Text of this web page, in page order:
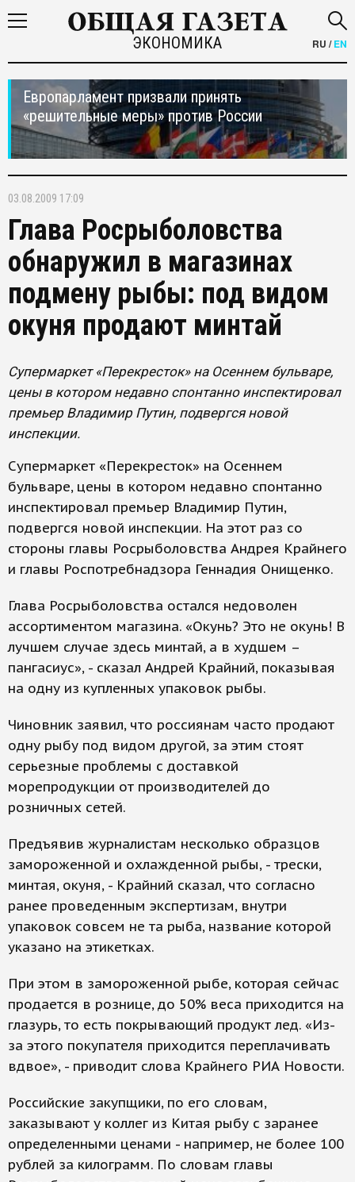
ЭКОНОМИКА RU /EN
Европарламент призвали принять
«решительные меры» против России
03.08.2009 17:09
Глава Росрыболовства
обнаружил в магазинах
подмену рыбы: под видом
окуня продают минтай
Супермаркет «Перекресток» на Осеннем бульваре,
цены в котором недавно спонтанно инспектировал
премьер Владимир Путин, подвергся новой
инспекции.
Супермаркет «Перекресток» на Осеннем
бульваре, цены в котором недавно спонтанно
инспектировал премьер Владимир Путин,
подвергся новой инспекции. На этот раз со
стороны главы Росрыболовства Андрея Крайнего
и главы Роспотребнадзора Геннадия Онищенко.
Глава Росрыболовства остался недоволен
ассортиментом магазина. «Окунь? Это не окунь! В
лучшем случае здесь минтай, а в худшем –
пангасиус», - сказал Андрей Крайний, показывая
на одну из купленных упаковок рыбы.
Чиновник заявил, что россиянам часто продают
одну рыбу под видом другой, за этим стоят
серьезные проблемы с доставкой
морепродукции от производителей до
розничных сетей.
Предъявив журналистам несколько образцов
замороженной и охлажденной рыбы, - трески,
минтая, окуня, - Крайний сказал, что согласно
ранее проведенным экспертизам, внутри
упаковок совсем не та рыба, название которой
указано на этикетках.
При этом в замороженной рыбе, которая сейчас
продается в рознице, до 50% веса приходится на
глазурь, то есть покрывающий продукт лед. «Из-
за этого покупателя приходится переплачивать
вдвое», - приводит слова Крайнего РИА Новости.
Российские закупщики, по его словам,
заказывают у коллег из Китая рыбу с заранее
определенными ценами - например, не более 100
рублей за килограмм. По словам главы